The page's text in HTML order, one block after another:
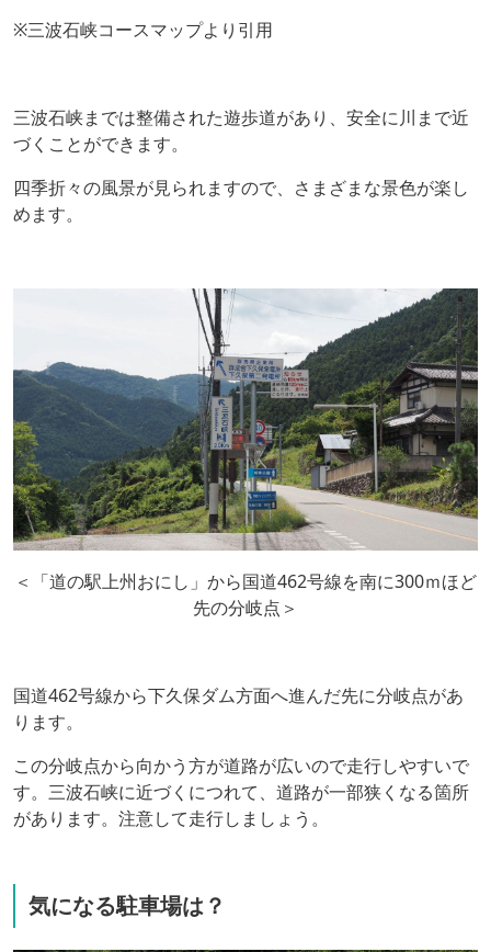
※三波石峡コースマップより引用
三波石峡までは整備された遊歩道があり、安全に川まで近
づくことができます。
四季折々の風景が見られますので、さまざまな景色が楽し
めます。
＜「道の駅上州おにし」から国道462号線を南に300ｍほど
先の分岐点＞
国道462号線から下久保ダム方面へ進んだ先に分岐点があ
ります。
この分岐点から向かう方が道路が広いので走行しやすいで
す。三波石峡に近づくにつれて、道路が一部狭くなる箇所
があります。注意して走行しましょう。
気になる駐車場は？